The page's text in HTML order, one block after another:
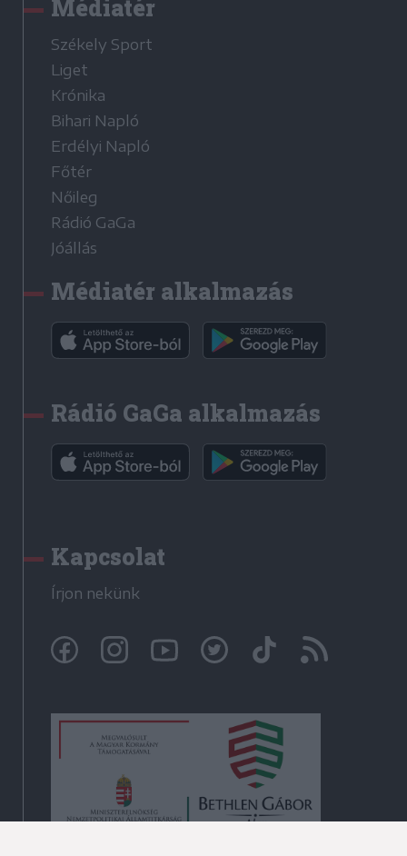
Médiatér
Székely Sport
Liget
Krónika
Bihari Napló
Erdélyi Napló
Főtér
Nőileg
Rádió GaGa
Jóállás
Médiatér alkalmazás
Rádió GaGa alkalmazás
Kapcsolat
Írjon nekünk